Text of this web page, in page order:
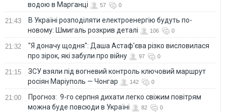
водою в Марганці
57 0
21:43
В Україні розподіляти електроенергію будуть по-
новому: Шмигаль розкрив деталі
106 0
21:32
"Я доначу щодня": Даша Астаф'єва різко висловилася
про зірок, які забули про війну
97 0
21:15
ЗСУ взяли під вогневий контроль ключовий маршрут
росіян Маріуполь — Чонгар
142 0
21:00
Прогноз: 9-го серпня дихати легко свіжим повітрям
можна буде повсюди в Україні
82 0